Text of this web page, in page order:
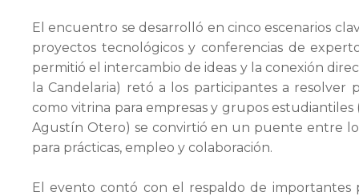
El encuentro se desarrolló en cinco escenarios
proyectos tecnológicos y conferencias de
permitió el intercambio de ideas y la conexión
la Candelaria) retó a los participantes a
como vitrina para empresas y grupos
Agustín Otero) se convirtió en un puente entre
para prácticas, empleo y colaboración.
El evento contó con el respaldo de importantes